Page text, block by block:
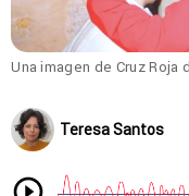
Una imagen de Cruz
Teresa Santos